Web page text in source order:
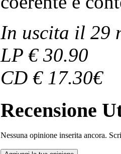
In uscita il 29
LP € 30.90
CD € 17.30€
Recensione
Nessuna opinione inserita ancora.